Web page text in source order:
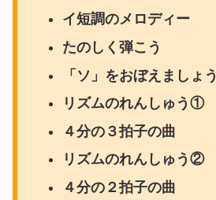
イ短調のメロディー
たのしく弾こう
「ソ」をおぼえましょう
リズムのれんしゅう①
４分の３拍子の曲
リズムのれんしゅう②
４分の２拍子の曲